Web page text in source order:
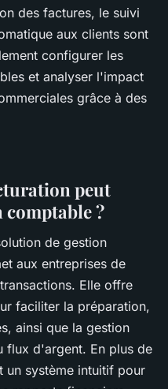
des factures, le suivi
aux clients sont
configurer les
et analyser l'impact
grâce à des
peut
?
de gestion
aux entreprises de
Elle offre
faciliter la préparation,
ainsi que la gestion
flux d'argent. En plus de
un système intuitif pour